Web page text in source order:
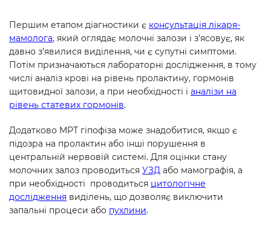
Першим етапом діагностики є консультація лікаря-
мамолога, який оглядає молочні залози і з’ясовує, як
давно з’явилися виділення, чи є супутні симптоми.
Потім призначаються лабораторні дослідження, в тому
числі аналіз крові на рівень пролактину, гормонів
щитовидної залози, а при необхідності і аналізи на
рівень статевих гормонів.
Додатково МРТ гіпофіза може знадобитися, якщо є
підозра на пролактин або інші порушення в
центральній нервовій системі. Для оцінки стану
молочних залоз проводиться УЗД або мамографія, а
при необхідності проводиться цитологічне
дослідження виділень, що дозволяє виключити
запальні процеси або пухлини.